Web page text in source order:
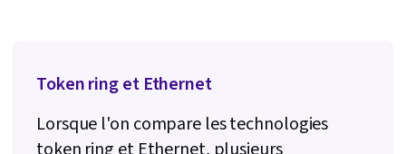
Token ring et Ethernet
Lorsque l'on compare les technologies